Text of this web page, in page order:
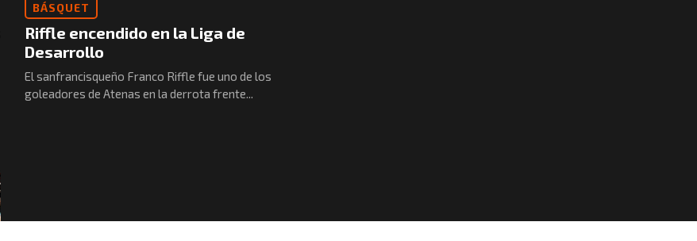
BÁSQUET
Riffle encendido en la Liga de
Desarrollo
El sanfrancisqueño Franco Riffle fue uno de los
goleadores de Atenas en la derrota frente...